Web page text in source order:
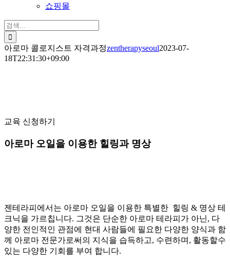
쇼핑몰
검
색:
아로마 콜로지스트 자격과정zentherapyseoul2023-07-
18T22:31:30+09:00
교육 신청하기
아로마 오일을 이용한 힐링과 명상
젠테라피에서는 아로마 오일을 이용한 특별한 힐링 & 명상 테
크닉을 가르칩니다. 그것은 단순한 아로마 테라피가 아닌, 다
양한 전인적인 관점에 현대 사람들에 필요한 다양한 양식과 함
께 아로마 전문가로써의 지식을 습득하고, 수련하며, 활동할수
있는 다양한 기회를 부여 합니다.